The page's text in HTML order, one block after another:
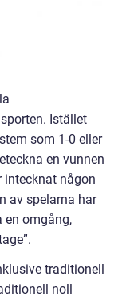
Istället
som 1-0 eller
en vunnen
intecknat någon
av spelarna har
en omgång,
traditionell
noll